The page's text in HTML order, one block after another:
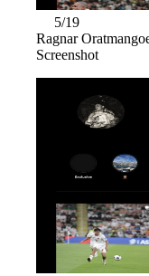
5/19
Ragnar
Screenshot